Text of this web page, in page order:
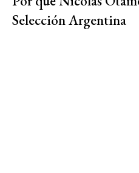
Selección Argentina